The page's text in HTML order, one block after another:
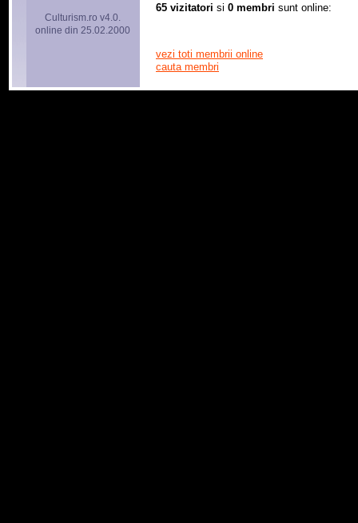
Culturism.ro v4.0.
online din 25.02.2000
65 vizitatori si 0 membri sunt online:
vezi toti membrii online
cauta membri